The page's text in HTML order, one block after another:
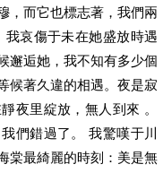
，而它也標志著，我們兩
哀傷于未在她盛放時遇
邂逅她，我不知有多少個
候著久違的相遇。夜是寂
夜里綻放，無人到來 。
們錯過了。 我驚嘆于川
棠最綺麗的時刻：美是無